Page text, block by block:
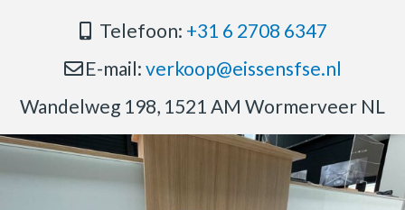
Telefoon: +31 6 2708 6347
E-mail: verkoop@eissensfse.nl
Wandelweg 198, 1521 AM Wormerveer NL